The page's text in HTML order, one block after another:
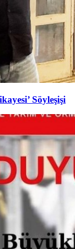
Söyleşişi